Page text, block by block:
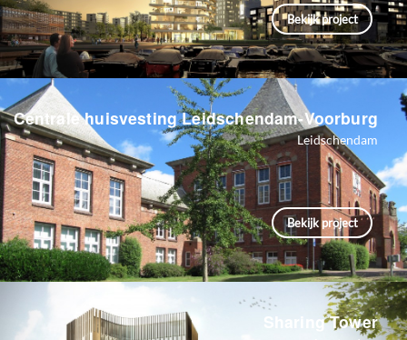
Bekijk project
Bekijk project
Centrale huisvesting Leidschendam-Voorburg
Leidschendam
Sharing Tower